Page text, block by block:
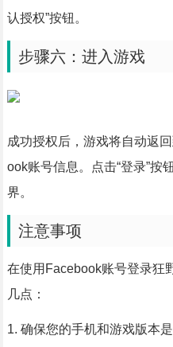
认授权”按钮。
步骤六：进入游戏
成功授权后，游戏将自动返
ook账号信息。点击“登录”按
界。
注意事项
在使用Facebook账号登录狂
几点：
1. 确保您的手机和游戏版本